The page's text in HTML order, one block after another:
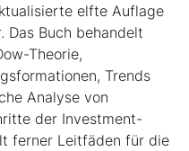
elfte Auflage
Das Buch behandelt
Theorie,
Trends
Analyse von
der Investment-
ferner Leitfäden für die